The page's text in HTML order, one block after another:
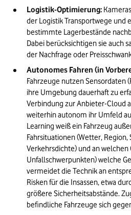
Logistik-Optimierung:
der Logistik Transportwege und
bestimmte Lagerbestände
Dabei berücksichtigen sie auch
der Nachfrage oder
Autonomes Fahren (in
Fahrzeuge nutzen Sensordaten
ihre Umgebung dauerhaft zu
Verbindung zur Anbieter-Cloud
weiterhin autonom ihr Umfeld
Learning weiß ein Fahrzeug
Fahrsituationen (Wetter,
Verkehrsdichte) und an welchen
Unfallschwerpunkten) welche
vermeidet die Technik an
Risken für die Insassen, etwa
größere Sicherheitsabstände.
befindliche Fahrzeuge sich